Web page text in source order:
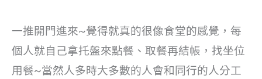
一推開門進來~覺得就真的很像食堂的感覺，每
個人就自己拿托盤來點餐、取餐再結帳，找坐位
用餐~當然人多時大多數的人會和同行的人分工